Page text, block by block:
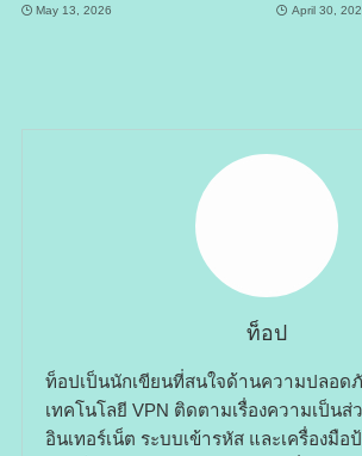
May 13, 2026 April 30,
ท็อป
ท็อปเป็นนักเขียนที่สนใจด้านความปลอด
เทคโนโลยี VPN ติดตามเรื่องความเป็น
อินเทอร์เน็ต ระบบเข้ารหัส และเครื่องมื